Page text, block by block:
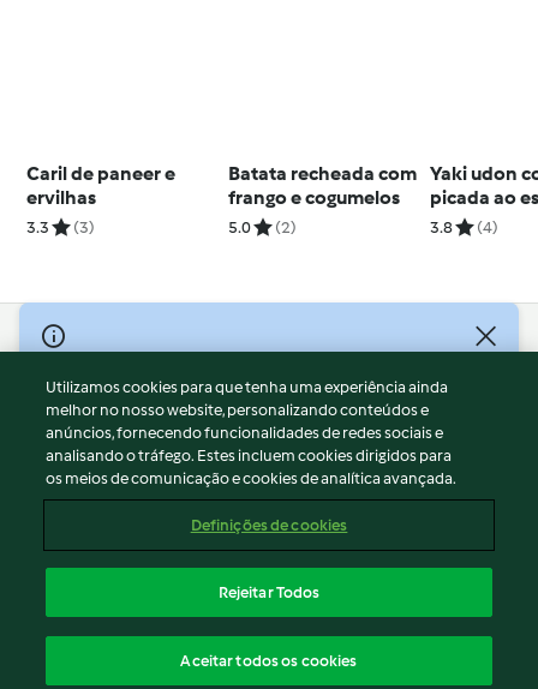
Caril de paneer e
ervilhas
3.3 (3)
Batata recheada com
frango e cogumelos
5.0 (2)
Yaki udon
picada ao
japonês
3.8 (4)
© Copyright 2026
Termos de Utilização
Aviso sobre Proteção de Dados
Aviso
Apoio legal
Conteúdo do relatório
Declaração de acessibilidade
Utilizamos cookies para que tenha uma experiência ainda
melhor no nosso website, personalizando conteúdos e
anúncios, fornecendo funcionalidades de redes sociais e
analisando o tráfego. Estes incluem cookies dirigidos para
os meios de comunicação e cookies de analítica avançada.
Definições de cookies
Rejeitar Todos
Aceitar todos os cookies